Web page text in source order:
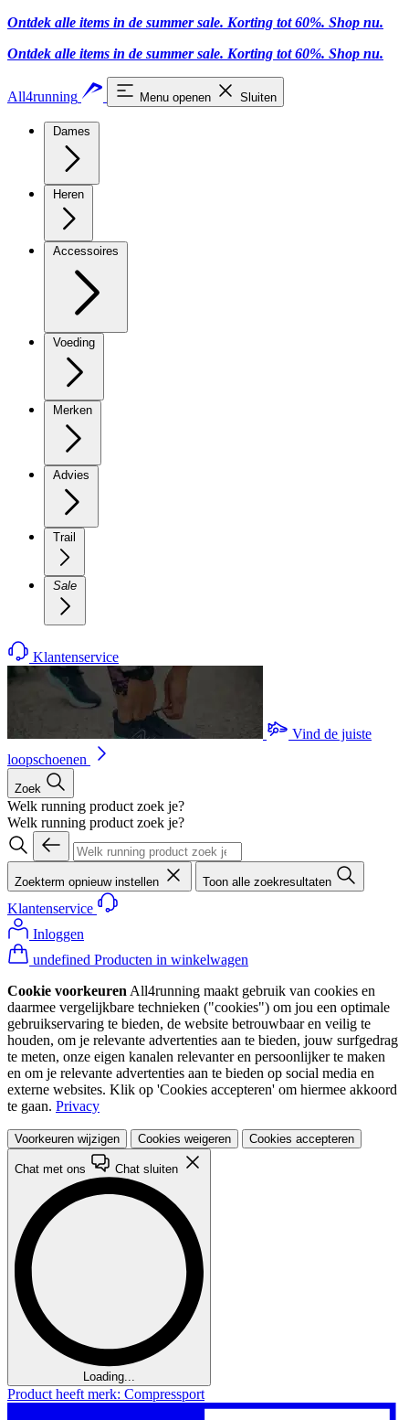
Ontdek alle items in de summer sale. Korting tot 60%. Shop nu.
Ontdek alle items in de summer sale. Korting tot 60%. Shop nu.
All4running Menu openen Sluiten
Dames
Heren
Accessoires
Voeding
Merken
Advies
Trail
Sale
Klantenservice
Vind de juiste
loopschoenen
Zoek
Welk running product zoek je?
Welk running product zoek je?
Zoekterm opnieuw instellen Toon alle zoekresultaten
Klantenservice
Inloggen
undefined Producten in winkelwagen
Cookie voorkeuren All4running maakt gebruik van cookies en
daarmee vergelijkbare technieken ("cookies") om jou een optimale
gebruikservaring te bieden, de website betrouwbaar en veilig te
houden, om je relevante advertenties aan te bieden, jouw surfgedrag
te meten, onze eigen kanalen relevanter en persoonlijker te maken
en om je relevante advertenties aan te bieden op social media en
externe websites. Klik op 'Cookies accepteren' om hiermee akkoord
te gaan. Privacy
Voorkeuren wijzigen Cookies weigeren Cookies accepteren
Chat met ons Chat sluiten
Loading...
Product heeft merk: Compressport